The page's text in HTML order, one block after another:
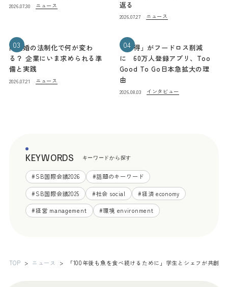
2026.07.30 ニュース
返る
2026.07.27 ニュース
03
同性婚の法制化で何が変わ
る？ 企業にいま求められる準
備と実践
2026.07.21 ニュース
04
「お得」がフードロス削減
に 60万人登録アプリ、Too
Good To Go日本急拡大の理
由
2026.08.03 インタビュー
KEYWORDS キーワードから探す
#SB国際会議2026 #話題のキーワード
#SB国際会議2025 #社会 social #経済 economy
#経営 management #環境 environment
TOP ニュース 「100年後も魚を食べ続けるために」学生とシェフが共創